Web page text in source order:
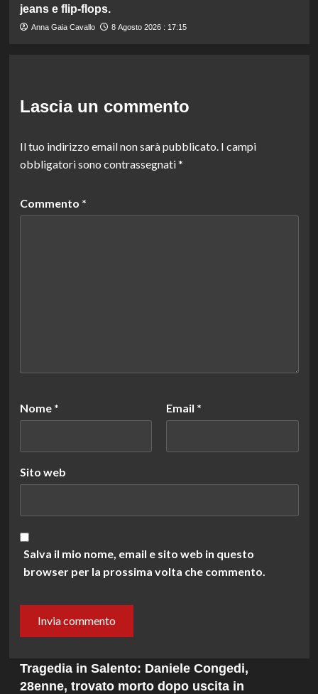
jeans e flip-flops.
Anna Gaia Cavallo 8 Agosto 2026 : 17:15
Lascia un commento
Il tuo indirizzo email non sarà pubblicato. I campi
obbligatori sono contrassegnati*
Commento *
Nome * Email *
Sito web
Salva il mio nome, email e sito web in questo
browser per la prossima volta che commento.
Tragedia in Salento: Daniele Congedi,
28enne, trovato morto dopo uscita in